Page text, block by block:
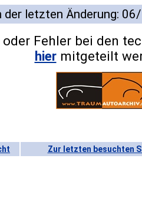
der letzten Änderung:
oder Fehler bei den
hiermitgeteilt
Zur letzten besuchten